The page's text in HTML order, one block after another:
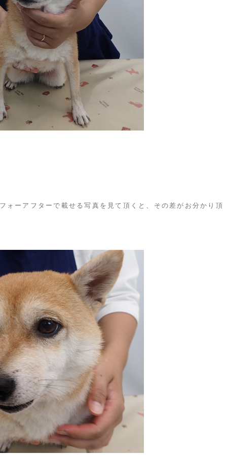
ォーアフターで載せる写真を見て頂くと、その差がお分かり頂